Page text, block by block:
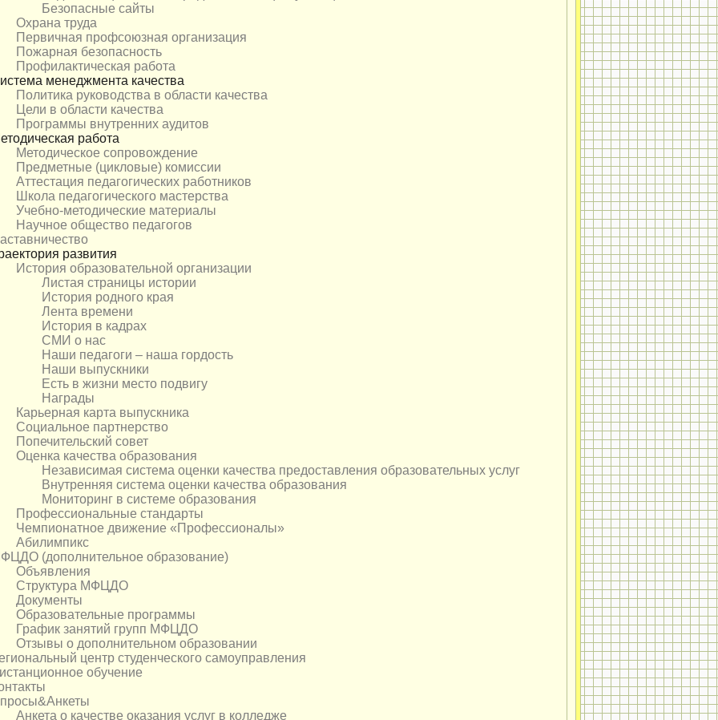
Безопасные сайты
Охрана труда
Первичная профсоюзная организация
Пожарная безопасность
Профилактическая работа
менеджмента качества
Политика руководства в области качества
Цели в области качества
Программы внутренних аудитов
работа
Методическое сопровождение
Предметные (цикловые) комиссии
Аттестация педагогических работников
Школа педагогического мастерства
Учебно-методические материалы
Научное общество педагогов
развития
История образовательной организации
Листая страницы истории
История родного края
Лента времени
История в кадрах
СМИ о нас
Наши педагоги – наша гордость
Наши выпускники
Есть в жизни место подвигу
Награды
Карьерная карта выпускника
Социальное партнeрство
Попечительский совет
Оценка качества образования
Независимая система оценки качества предоставления образовательных услуг
Внутренняя система оценки качества образования
Мониторинг в системе образования
Профессиональные стандарты
Чемпионатное движение «Профессионалы»
Абилимпикс
(дополнительное образование)
Объявления
Структура МФЦДО
Документы
Образовательные программы
График занятий групп МФЦДО
Отзывы о дополнительном образовании
центр студенческого самоуправления
обучение
Анкета о качестве оказания услуг в колледже